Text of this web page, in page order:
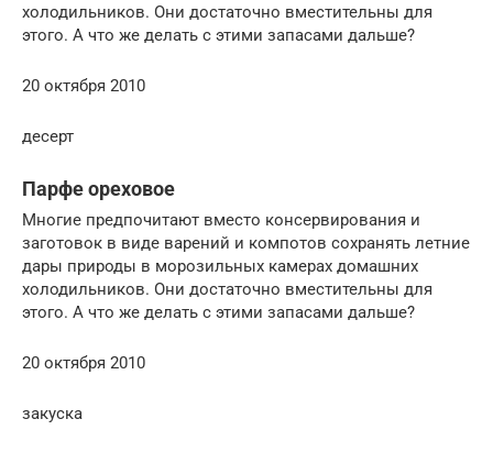
холодильников. Они достаточно вместительны для
этого. А что же делать с этими запасами дальше?
20 октября 2010
десерт
Парфе ореховое
Многие предпочитают вместо консервирования и
заготовок в виде варений и компотов сохранять летние
дары природы в морозильных камерах домашних
холодильников. Они достаточно вместительны для
этого. А что же делать с этими запасами дальше?
20 октября 2010
закуска